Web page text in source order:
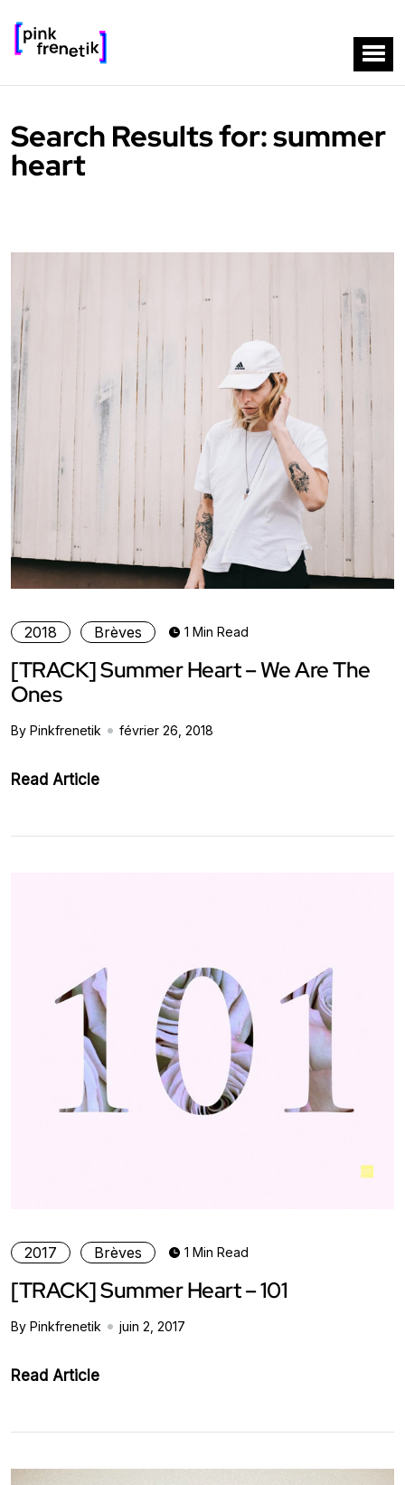
Search Results for: summer
heart
2018 Brèves 1 Min Read
[TRACK] Summer Heart – We Are The
Ones
By Pinkfrenetik février 26, 2018
Read Article
2017 Brèves 1 Min Read
[TRACK] Summer Heart – 101
By Pinkfrenetik juin 2, 2017
Read Article